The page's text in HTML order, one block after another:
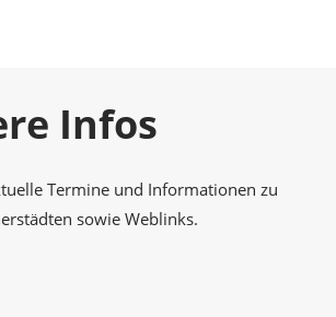
Infos
Termine und Informationen zu
sowie Weblinks.